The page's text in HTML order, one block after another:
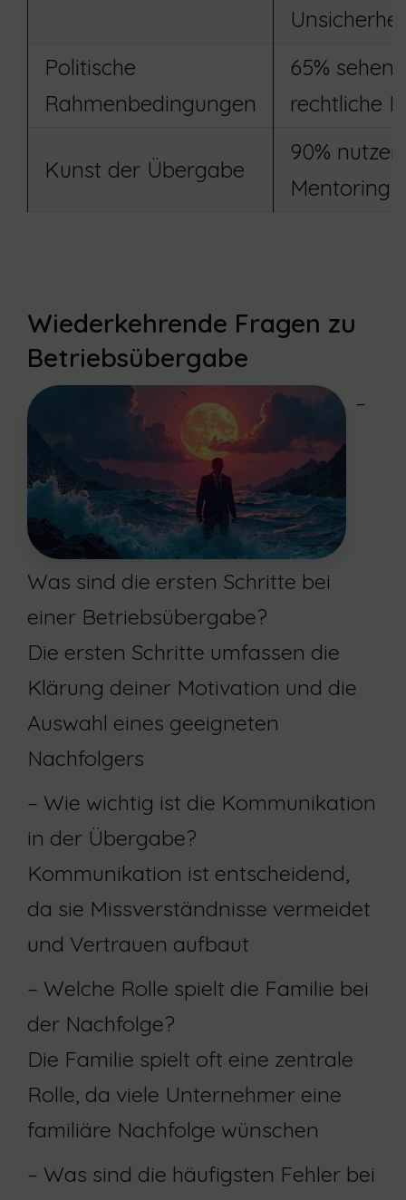
Politische
Rahmenbedingungen
65% sehen
rechtliche
Kunst der Übergabe
90% nutzen
Mentoring
Wiederkehrende Fragen zu
Betriebsübergabe
–
Was sind die ersten Schritte bei
einer Betriebsübergabe?
Die ersten Schritte umfassen die
Klärung deiner Motivation und die
Auswahl eines geeigneten
Nachfolgers
– Wie wichtig ist die Kommunikation
in der Übergabe?
Kommunikation ist entscheidend,
da sie Missverständnisse vermeidet
und Vertrauen aufbaut
– Welche Rolle spielt die Familie bei
der Nachfolge?
Die Familie spielt oft eine zentrale
Rolle, da viele Unternehmer eine
familiäre Nachfolge wünschen
– Was sind die häufigsten Fehler bei